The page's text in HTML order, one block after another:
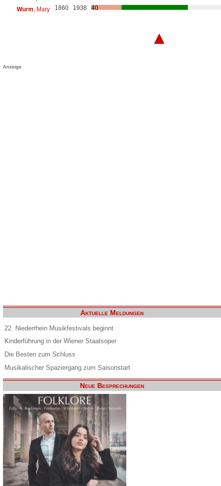
Wurm , Mary 1860 1938 40
▲
Anzeige
Aktuelle Meldungen
22. Niederrhein Musikfestivals beginnt
Kinderführung in der Wiener Staatsoper
Die Besten zum Schluss
Musikalischer Spaziergang zum Saisonstart
Neue Besprechungen